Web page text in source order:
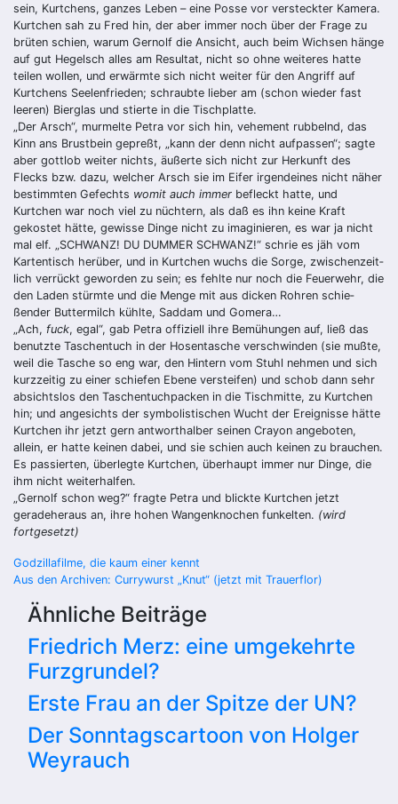
sein, Kurtchens, ganzes Leben – eine Posse vor versteckter Kamera.
Kurtchen sah zu Fred hin, der aber immer noch über der Frage zu
brüten schien, warum Gernolf die Ansicht, auch beim Wichsen hänge
auf gut Hegelsch alles am Resultat, nicht so ohne weiteres hatte
teilen wollen, und erwärmte sich nicht weiter für den An­griff auf
Kurtchens Seelenfrieden; schraubte lieber am (schon wieder fast
leeren) Bierglas und stierte in die Tischplatte.
„Der Arsch“, murmelte Petra vor sich hin, vehement rubbelnd, das
Kinn ans Brustbein gepreßt, „kann der denn nicht aufpassen“; sagte
aber gottlob wei­ter nichts, äußerte sich nicht zur Herkunft des
Flecks bzw. dazu, welcher Arsch sie im Eifer irgendeines nicht näher
bestimmten Gefechts womit auch immer befleckt hatte, und
Kurtchen war noch viel zu nüchtern, als daß es ihn keine Kraft
gekostet hätte, gewisse Dinge nicht zu imaginieren, es war ja nicht
mal elf. „SCHWANZ! DU DUMMER SCHWANZ!“ schrie es jäh vom
Kartentisch herüber, und in Kurtchen wuchs die Sorge, zwischenzeit­
lich verrückt geworden zu sein; es fehlte nur noch die Feuer­wehr, die
den Laden stürmte und die Menge mit aus dicken Rohren schie­
ßender Buttermilch kühlte, Saddam und Gomera…
„Ach, fuck, egal“, gab Petra offiziell ihre Bemühungen auf, ließ das
benutzte Ta­schentuch in der Hosentasche verschwinden (sie mußte,
weil die Tasche so eng war, den Hintern vom Stuhl nehmen und sich
kurzzeitig zu einer schie­fen Ebene versteifen) und schob dann sehr
absichtslos den Taschentuchpa­cken in die Tischmitte, zu Kurtchen
hin; und angesichts der symbolistischen Wucht der Ereignisse hätte
Kurtchen ihr jetzt gern antwor­thalber seinen Crayon angeboten,
allein, er hatte keinen dabei, und sie schien auch keinen zu brauchen.
Es passierten, überlegte Kurtchen, überhaupt im­mer nur Dinge, die
ihm nicht weiterhalfen.
„Gernolf schon weg?“ fragte Petra und blickte Kurtchen jetzt
geradeheraus an, ihre hohen Wangenknochen funkelten. (wird
fortgesetzt)
Beitragsnavigation
Godzillafilme, die kaum einer kennt
Aus den Archiven: Currywurst „Knut“ (jetzt mit Trauerflor)
Ähnliche Beiträge
Friedrich Merz: eine umgekehrte
Furzgrundel?
Erste Frau an der Spitze der UN?
Der Sonntagscartoon von Holger
Weyrauch